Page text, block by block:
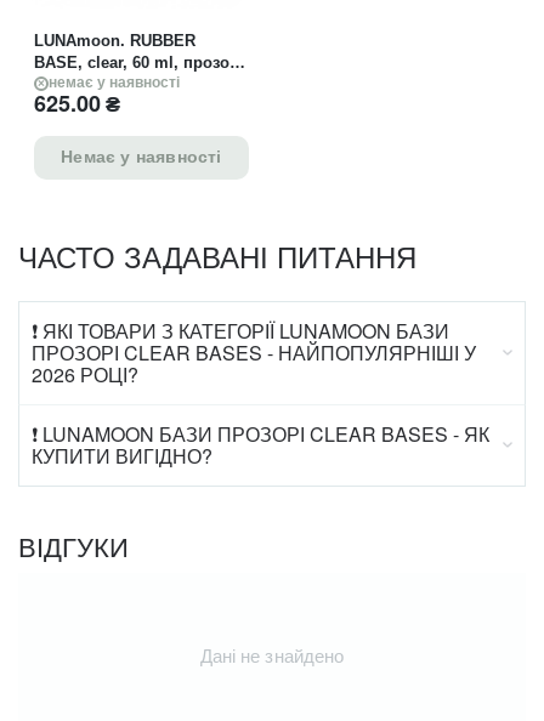
ЧАСТО ЗАДАВАНІ ПИТАННЯ
❗ ЯКІ ТОВАРИ З КАТЕГОРІЇ LUNAMOON БАЗИ
ПРОЗОРІ CLEAR BASES - НАЙПОПУЛЯРНІШІ У
2026 РОЦІ?
❗ LUNAMOON БАЗИ ПРОЗОРІ CLEAR BASES - ЯК
КУПИТИ ВИГІДНО?
немає у наявності
LUNAmoon. RUBBER
BASE, clear, 60 ml, прозора
каучукова база
625.00₴
Немає у наявності
ВІДГУКИ
Дані не знайдено